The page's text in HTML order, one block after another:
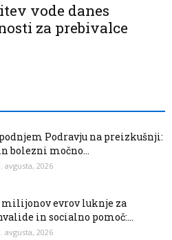
vode danes
za prebivalce
Podravju na preizkušnji:
bolezni močno...
avgusta, 2026
milijonov evrov luknje za
in socialno pomoč:...
avgusta, 2026